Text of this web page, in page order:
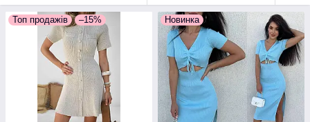
вбрання, але і ті, які краще всього підкреслять вашу
індивідуальність, зроблять фігуру "витонченою",
приховуючи всі недоліки.
Повсякденне плаття, святкове плаття, сукня в офіс - у нас
величезний вибір фасонів і моделей.
Купити модну сукню не дорого можна в інтернет-магазині
Katrina Fashion.
Топ продажів –15% Новинка